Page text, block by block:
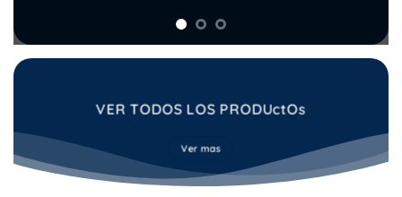
VER TODOS LOS PRODUctOs
Ver mas